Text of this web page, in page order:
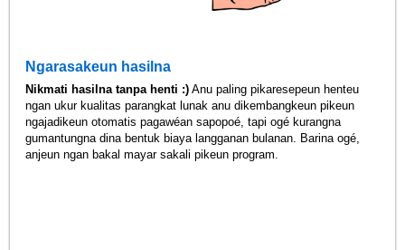
Ngarasakeun hasilna
Nikmati hasilna tanpa henti :) Anu paling pikaresepeun henteu
ngan ukur kualitas parangkat lunak anu dikembangkeun pikeun
ngajadikeun otomatis pagawéan sapopoé, tapi ogé kurangna
gumantungna dina bentuk biaya langganan bulanan. Barina ogé,
anjeun ngan bakal mayar sakali pikeun program.